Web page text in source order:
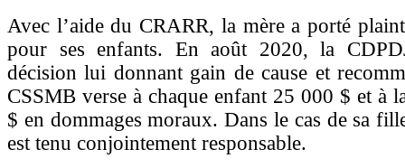
Avec l’aide du CRARR, la mère a porté
pour ses enfants. En août 2020, la
décision lui donnant gain de cause et
CSSMB verse à chaque enfant 25 000 $ et à
$ en dommages moraux. Dans le cas de sa
est tenu conjointement responsable.